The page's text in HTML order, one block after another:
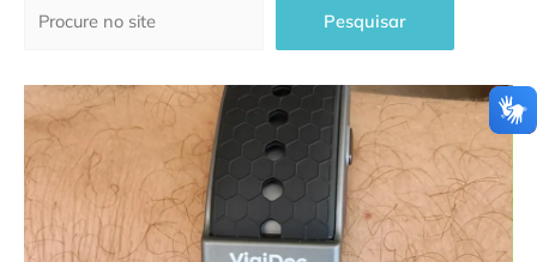
Pesquisar